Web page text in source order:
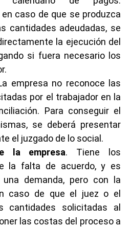
caso de que se produzca
cantidades adeudadas, se
la ejecución del
si fuera necesario los
empresa no reconoce las
por el trabajador en la
Para conseguir el
se deberá presentar
el juzgado de lo social.
la empresa. Tiene los
la falta de acuerdo, y es
demanda, pero con la
caso de que el juez o el
cantidades solicitadas al
las costas del proceso a